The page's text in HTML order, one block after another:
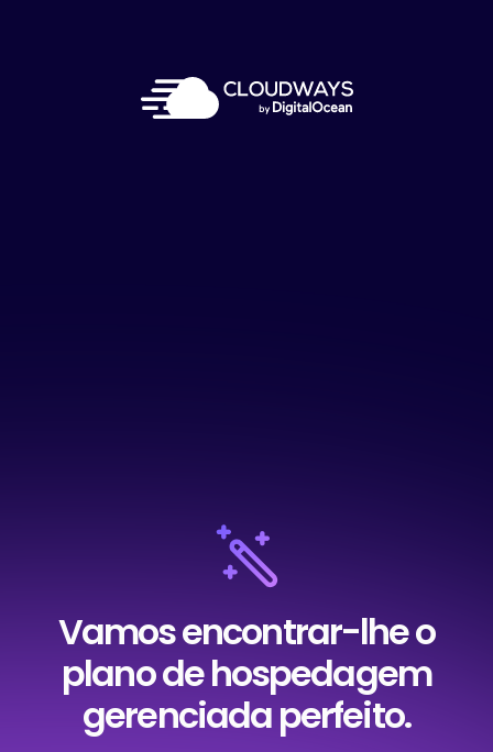
Vamos encontrar-lhe o
plano de hospedagem
gerenciada perfeito.